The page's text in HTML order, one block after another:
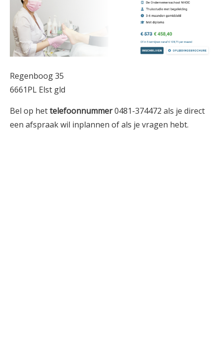
Regenboog 35
6661PL Elst gld
Bel op hettelefoonnummer0481-374472 als je direct
een afspraak wil inplannen of als je vragen hebt.